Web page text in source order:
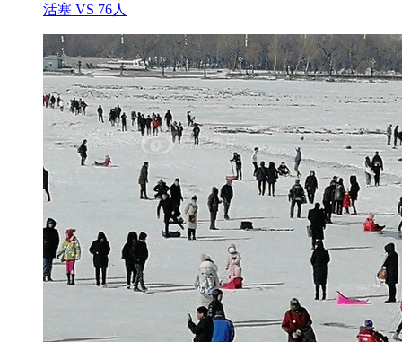
活塞 VS 76人